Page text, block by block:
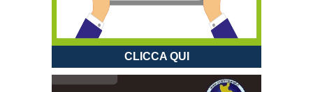
CLICCA QUI